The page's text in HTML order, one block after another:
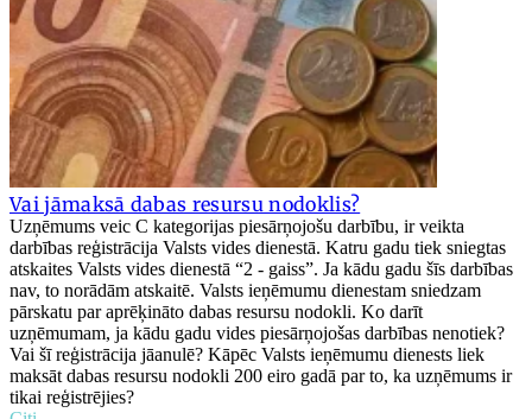
Vai jāmaksā dabas resursu nodoklis?
Uzņēmums veic C kategorijas piesārņojošu darbību, ir veikta
darbības reģistrācija Valsts vides dienestā. Katru gadu tiek sniegtas
atskaites Valsts vides dienestā “2 - gaiss”. Ja kādu gadu šīs darbības
nav, to norādām atskaitē. Valsts ieņēmumu dienestam sniedzam
pārskatu par aprēķināto dabas resursu nodokli. Ko darīt
uzņēmumam, ja kādu gadu vides piesārņojošas darbības nenotiek?
Vai šī reģistrācija jāanulē? Kāpēc Valsts ieņēmumu dienests liek
maksāt dabas resursu nodokli 200 eiro gadā par to, ka uzņēmums ir
tikai reģistrējies?